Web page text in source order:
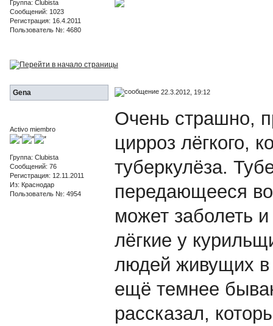
Группа: Clubista
Сообщений: 1023
Регистрация: 16.4.2011
Пользователь №: 4680
Gena 22.3.2012, 19:12
Activo miembro
Группа: Clubista
Сообщений: 76
Регистрация: 12.11.2011
Из: Краснодар
Пользователь №: 4954
Очень страшно,
цирроз лёгкого,
туберкулёза.
передающееся
может заболеть
лёгкие у
людей живущих в
ещё темнее
рассказал,